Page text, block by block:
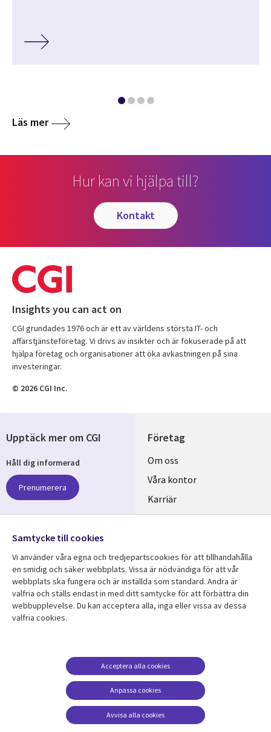
Läs mer
Hur kan vi hjälpa till?
kontakt
Insights you can act on
CGI grundades 1976 och är ett av världens största IT- och
affärstjänsteföretag. Vi drivs av insikter och är fokuserade på att
hjälpa företag och organisationer att öka avkastningen på sina
investeringar.
© 2026 CGI Inc.
Företag
Useful
links
SWEDEN
Om oss
Våra kontor
Karriär
Hållbarhet
Resurscenter
SWEDEN
SWEDEN
dataskydd
Accessibility
Terms of Use
Hantering av cookies
Upptäck mer om CGI
Håll dig informerad
Prenumerera
Följ oss
Social
Media
SWEDEN
Samtycke till cookies
Vi använder våra egna och tredjepartscookies för att tillhandahålla
en smidig och säker webbplats. Vissa är nödvändiga för att vår
webbplats ska fungera och är inställda som standard. Andra är
valfria och ställs endast in med ditt samtycke för att förbättra din
webbupplevelse. Du kan acceptera alla, inga eller vissa av dessa
valfria cookies.
Anpassa cookies
Acceptera alla cookies
Avvisa alla cookies